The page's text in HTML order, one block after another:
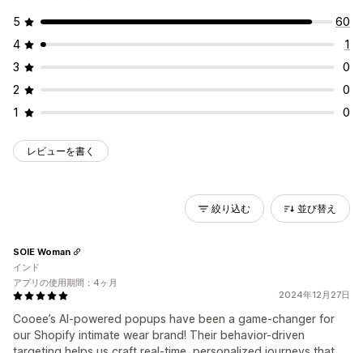
5
60
4
1
3
0
2
0
1
0
レビューを書く
絞り込む 並び替え
2024年12月27日
Cooee’s AI-powered popups have been a game-changer for
our Shopify intimate wear brand! Their behavior-driven
SOIE Woman
インド
アプリの使用期間：4ヶ月